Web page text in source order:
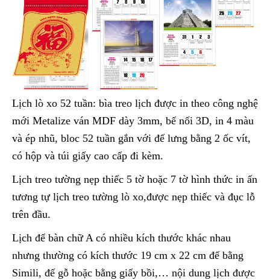
Lịch lò xo 52 tuần: bìa treo lịch được in theo công nghệ
mới Metalize ván MDF dày 3mm, bế nối 3D, in 4 màu
và ép nhũ, bloc 52 tuần gắn với đế lưng bằng 2 ốc vít,
có hộp và túi giấy cao cấp đi kèm.
Lịch treo tường nẹp thiếc 5 tờ hoặc 7 tờ hình thức in ấn
tương tự lịch treo tường lò xo,được nẹp thiếc và đục lỗ
trên đầu.
Lịch để bàn chữ A có nhiều kích thước khác nhau
nhưng thường có kích thước 19 cm x 22 cm đế bằng
Simili, đế gỗ hoặc bằng giấy bồi,… nội dung lịch được